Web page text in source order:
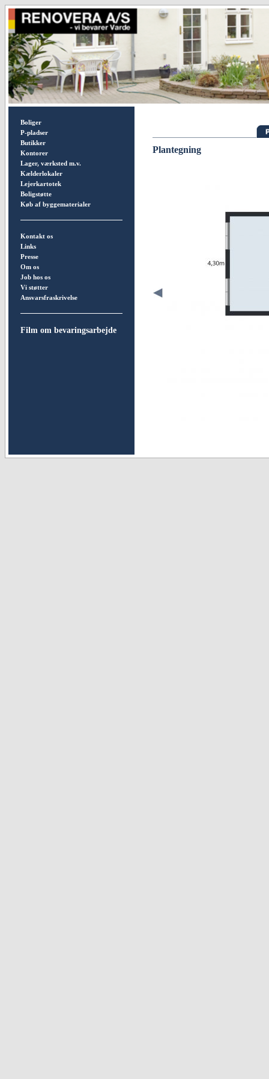
Boliger
P-pladser
Butikker
Kontorer
Lager, værksted m.v.
Kælderlokaler
Lejerkartotek
Boligstøtte
Køb af byggematerialer
Kontakt os
Links
Presse
Om os
Job hos os
Vi støtter
Ansvarsfraskrivelse
Film om bevaringsarbejde
Plantegning